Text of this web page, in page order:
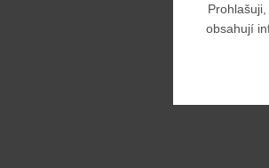
obsahují